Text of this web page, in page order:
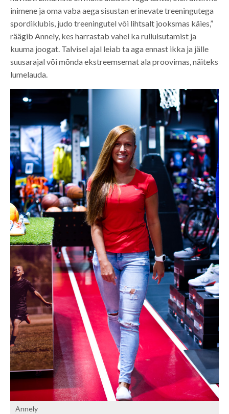
inimene ja oma vaba aega sisustan erinevate treeningutega
spordiklubis, judo treeningutel või lihtsalt jooksmas käies,”
räägib Annely, kes harrastab vahel ka rulluisutamist ja
kuuma joogat. Talvisel ajal leiab ta aga ennast ikka ja jälle
suusarajal või mõnda ekstreemsemat ala proovimas, näiteks
lumelauda.
Annely